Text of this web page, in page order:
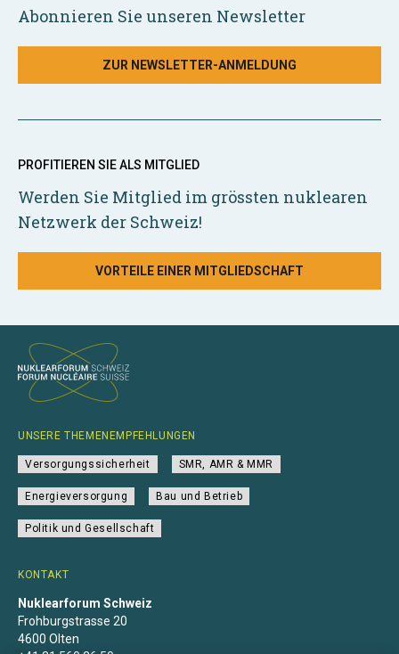
Abonnieren Sie unseren Newsletter
ZUR NEWSLETTER-ANMELDUNG
PROFITIEREN SIE ALS MITGLIED
Werden Sie Mitglied im grössten nuklearen
Netzwerk der Schweiz!
VORTEILE EINER MITGLIEDSCHAFT
KONTAKT
Nuklearforum Schweiz
Frohburgstrasse 20
4600 Olten
UNSERE THEMENEMPFEHLUNGEN
Versorgungssicherheit SMR, AMR & MMR
Energieversorgung Bau und Betrieb
Politik und Gesellschaft